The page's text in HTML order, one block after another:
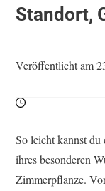
Standort,
Veröffentlicht am
So leicht kannst
ihres besonderen
Zimmerpflanze.